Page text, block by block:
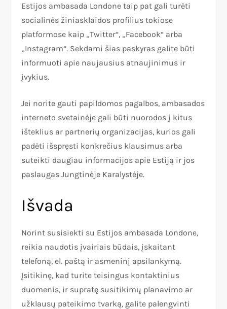
Estijos ambasada Londone taip pat gali turėti
socialinės žiniasklaidos profilius tokiose
platformose kaip „Twitter“, „Facebook“ arba
„Instagram“. Sekdami šias paskyras galite būti
informuoti apie naujausius atnaujinimus ir
įvykius.
Jei norite gauti papildomos pagalbos, ambasados
interneto svetainėje gali būti nuorodos į kitus
išteklius ar partnerių organizacijas, kurios gali
padėti išspręsti konkrečius klausimus arba
suteikti daugiau informacijos apie Estiją ir jos
paslaugas Jungtinėje Karalystėje.
Išvada
Norint susisiekti su Estijos ambasada Londone,
reikia naudotis įvairiais būdais, įskaitant
telefoną, el. paštą ir asmeninį apsilankymą.
Įsitikinę, kad turite teisingus kontaktinius
duomenis, ir supratę susitikimų planavimo ar
užklausų pateikimo tvarką, galite palengvinti